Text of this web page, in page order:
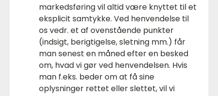
markedsføring vil altid være knyttet til et
eksplicit samtykke. Ved henvendelse til
os vedr. et af ovenstående punkter
(indsigt, berigtigelse, sletning mm.) får
man senest en måned efter en besked
om, hvad vi gør ved henvendelsen. Hvis
man f.eks. beder om at få sine
oplysninger rettet eller slettet, vil vi